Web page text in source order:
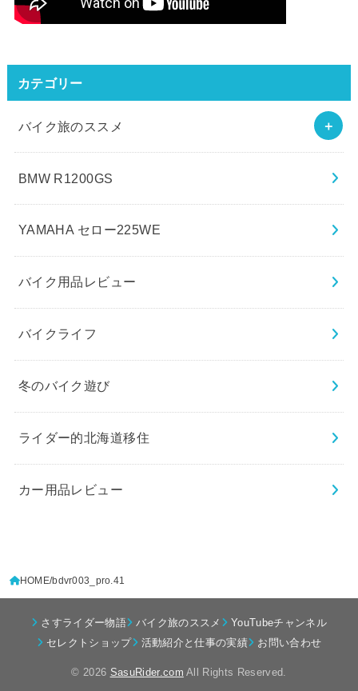
カテゴリー
バイク旅のススメ
BMW R1200GS
YAMAHA セロー225WE
バイク用品レビュー
バイクライフ
冬のバイク遊び
ライダー的北海道移住
カー用品レビュー
HOME bdvr003_pro.41
さすライダー物語 バイク旅のススメ
YouTubeチャンネル
セレクトショップ
活動紹介と仕事の実績 お問い合わせ
© 2026 SasuRider.com All Rights Reserved.